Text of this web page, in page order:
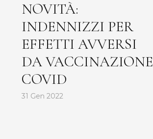
NOVITÀ:
INDENNIZZI PER
EFFETTI AVVERSI
DA VACCINAZIONE
COVID
31 Gen 2022